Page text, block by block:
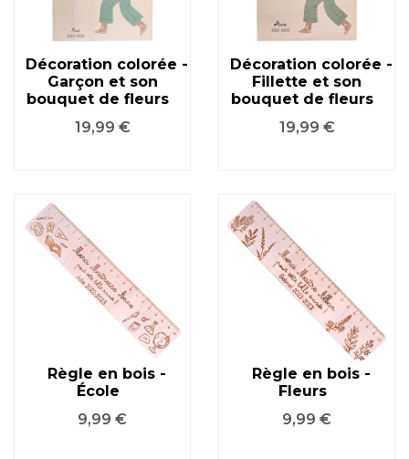
Décoration colorée -
Garçon et son
bouquet de fleurs
Prix
19,99 €
Décoration colorée -
Fillette et son
bouquet de fleurs
Prix
19,99 €
Règle en bois -
École
Prix
9,99 €
Règle en bois -
Fleurs
Prix
9,99 €